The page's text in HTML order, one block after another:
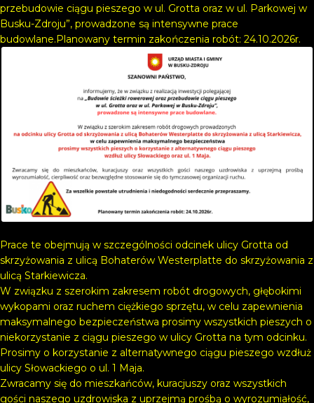
przebudowie ciągu pieszego w ul. Grotta oraz w ul. Parkowej w
Busku-Zdroju”, prowadzone są intensywne prace
budowlane.Planowany termin zakończenia robót: 24.10.2026r.
Prace te obejmują w szczególności odcinek ulicy Grotta od
skrzyżowania z ulicą Bohaterów Westerplatte do skrzyżowania z
ulicą Starkiewicza.
W związku z szerokim zakresem robót drogowych, głębokimi
wykopami oraz ruchem ciężkiego sprzętu, w celu zapewnienia
maksymalnego bezpieczeństwa prosimy wszystkich pieszych o
niekorzystanie z ciągu pieszego w ulicy Grotta na tym odcinku.
Prosimy o korzystanie z alternatywnego ciągu pieszego wzdłuż
ulicy Słowackiego o ul. 1 Maja.
Zwracamy się do mieszkańców, kuracjuszy oraz wszystkich
gości naszego uzdrowiska z uprzejmą prośbą o wyrozumiałość,